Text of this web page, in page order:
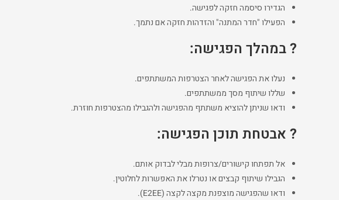
הגדירו סיסמה חזקה לפגישה.
הפעילו "חדר המתנה" והזדהות חזקה אם נתמך.
? במהלך הפגישה:
נעלו את הפגישה לאחר הצטרפות המשתתפים.
שללו שיתוף מסך ממשתתפים.
ודאו שניתן להוציא משתתף מהפגישה ולהגבילו מהצטרפות חוזרת.
? אבטחת תוכן הפגישה:
אל תפתחו קישורים/צרופות מבלי לבדוק אותם.
הגבילו שיתוף קבצים או נטרלו את האפשרות לחלוטין.
ודאו שהפגישה מוצפנת מקצה לקצה (E2EE).